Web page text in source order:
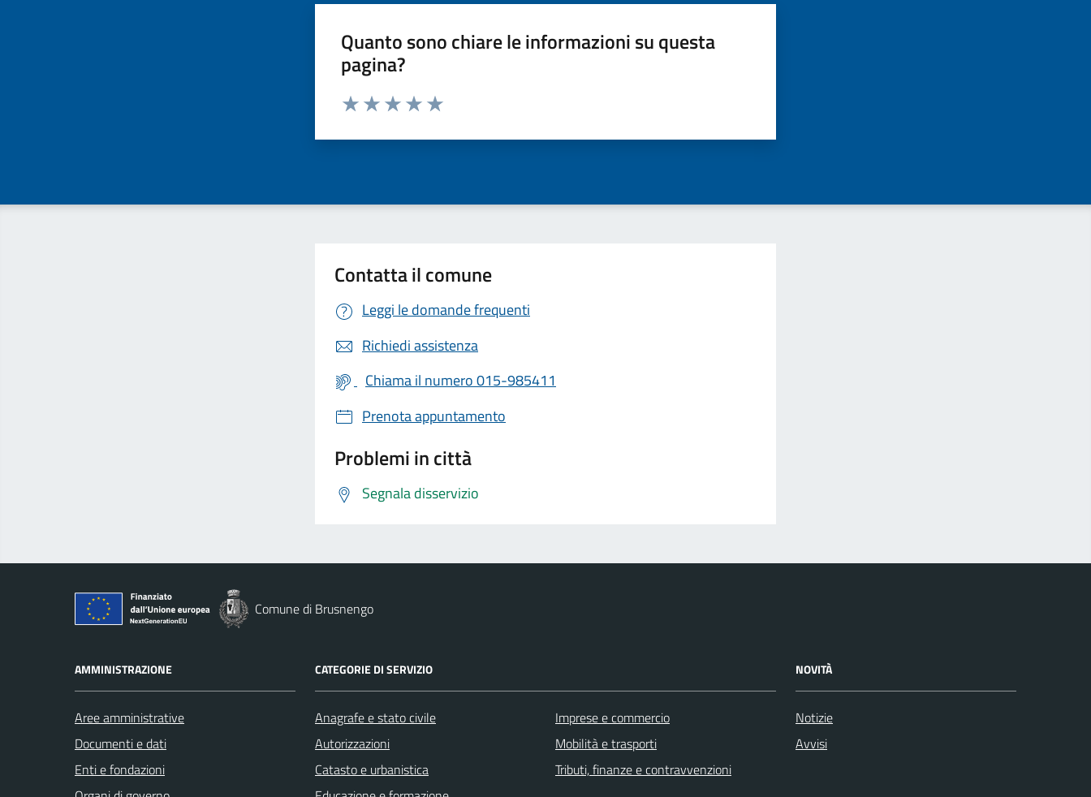
Quanto sono chiare le informazioni su questa
pagina?
Valuta da 1 a 5 stelle la pagina
Contatta il comune
Leggi le domande frequenti
Richiedi assistenza
Chiama il numero 015-985411
Prenota appuntamento
Problemi in città
Segnala disservizio
Comune di Brusnengo
AMMINISTRAZIONE
Aree amministrative
Documenti e dati
Enti e fondazioni
CATEGORIE DI SERVIZIO
Anagrafe e stato civile
Autorizzazioni
Catasto e urbanistica
Imprese e commercio
Mobilità e trasporti
Tributi, finanze e contravvenzioni
NOVITÀ
Notizie
Avvisi